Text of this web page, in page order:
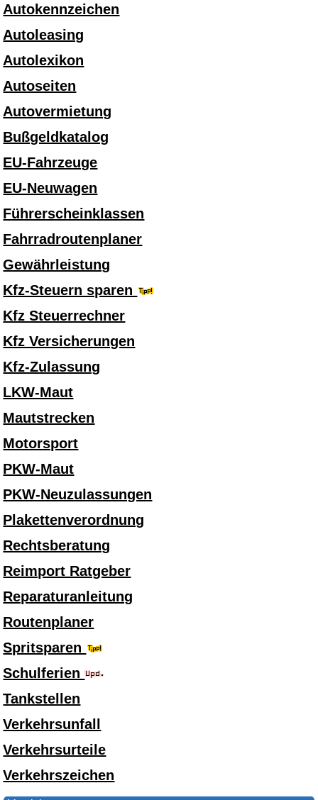
Autokennzeichen
Autoleasing
Autolexikon
Autoseiten
Autovermietung
Bußgeldkatalog
EU-Fahrzeuge
EU-Neuwagen
Führerscheinklassen
Fahrradroutenplaner
Gewährleistung
Kfz-Steuern sparen
Kfz Steuerrechner
Kfz Versicherungen
Kfz-Zulassung
LKW-Maut
Mautstrecken
Motorsport
PKW-Maut
PKW-Neuzulassungen
Plakettenverordnung
Rechtsberatung
Reimport Ratgeber
Reparaturanleitung
Routenplaner
Spritsparen
Schulferien
Tankstellen
Verkehrsunfall
Verkehrsurteile
Verkehrszeichen